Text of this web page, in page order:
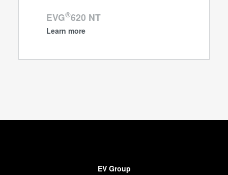
EVG®620 NT
Learn more
EV Group